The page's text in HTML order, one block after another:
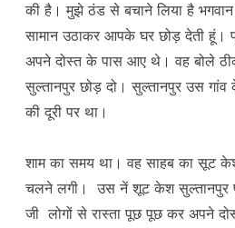
की है। मुझे ठंड से बचाने लिया है
सामान उठाकर आपके घर छोड़ देती हूं।
अपने दोस्त के पास आए थे। वह बोले
सुल्तानपुर छोड़ दो। सुल्तानपुर उस गांव
की दूरी पर था।
शाम का समय था। वह साहब का सूट
चलने लगी। उस नें शूट केश सुल्तानपुर
जी लोगों से रास्ता पूछ पूछ कर अपने